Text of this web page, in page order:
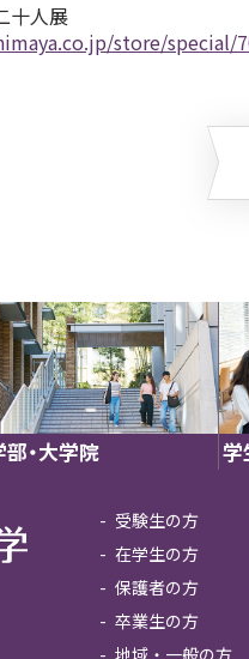
十人展
store/
部・大学院 学
受験生の方
在学生の方
保護者の方
卒業生の方